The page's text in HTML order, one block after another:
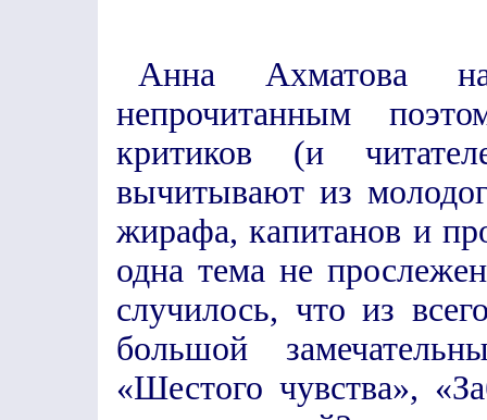
Анна Ахматова
непрочитанным
критиков (и
вычитывают из
жирафа, капитанов и
одна тема не
случилось, что из
большой
«Шестого чувства»,